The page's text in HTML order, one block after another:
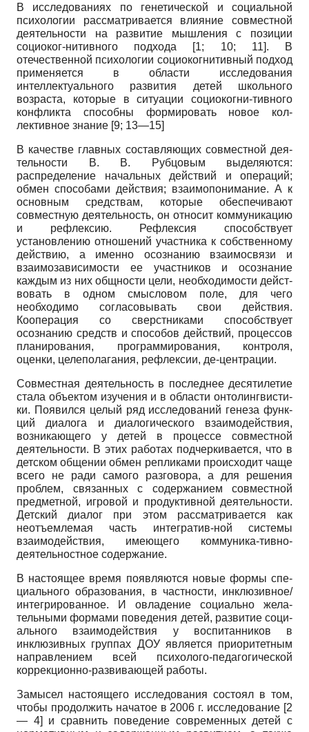
В исследованиях по генетической и социальной
психологии рассматривается влияние совместной
дея­тельности на развитие мышления с позиции
социоког-нитивного подхода [1; 10; 11]. В
отечественной психо­логии социокогнитивный подход
применяется в обла­сти исследования
интеллектуального развития детей школьного
возраста, которые в ситуации социокогни-тивного
конфликта способны формировать новое кол­
лективное знание [9; 13—15]
В качестве главных составляющих совместной дея­
тельности В. В. Рубцовым выделяются:
распределение начальных действий и операций;
обмен способами действия; взаимопонимание. А к
основным средствам, которые обеспечивают
совместную деятельность, он относит коммуникацию
и рефлексию. Рефлексия спо­собствует
установлению отношений участника к соб­ственному
действию, а именно осознанию взаимосвя­зи и
взаимозависимости ее участников и осознание
каждым из них общности цели, необходимости дейст­
вовать в одном смысловом поле, для чего
необходимо согласовывать свои действия.
Кооперация со сверст­никами способствует
осознанию средств и способов действий, процессов
планирования, программирова­ния, контроля,
оценки, целеполагания, рефлексии, де-центрации.
Совместная деятельность в последнее десятилетие
стала объектом изучения и в области онтолингвисти-
ки. Появился целый ряд исследований генеза функ­
ций диалога и диалогического взаимодействия,
возни­кающего у детей в процессе совместной
деятельности. В этих работах подчеркивается, что в
детском обще­нии обмен репликами происходит чаще
всего не ради самого разговора, а для решения
проблем, связанных с содержанием совместной
предметной, игровой и про­дуктивной деятельности.
Детский диалог при этом рассматривается как
неотъемлемая часть интегратив-ной системы
взаимодействия, имеющего коммуника-тивно-
деятельностное содержание.
В настоящее время появляются новые формы спе­
циального образования, в частности, инклюзив­ное/
интегрированное. И овладение социально жела­
тельными формами поведения детей, развитие соци­
ального взаимодействия у воспитанников в
инклюзив­ных группах ДОУ является приоритетным
направле­нием всей психолого-педагогической
коррекционно-развивающей работы.
Замысел настоящего исследования состоял в том,
чтобы продолжить начатое в 2006 г. исследование [2
— 4] и сравнить поведение современных детей с